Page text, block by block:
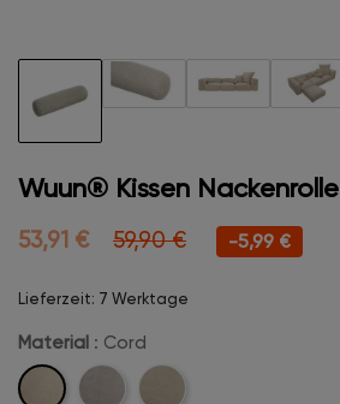
Wuun® Kissen Nackenrolle
53,91 € 59,90 € -5,99 €
Lieferzeit: 7 Werktage
Material : Cord
Cord Velvet Boucle